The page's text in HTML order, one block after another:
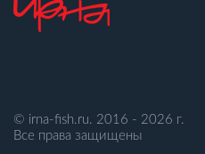
© irna-fish.ru. 2016 - 2026 г.
Все права защищены